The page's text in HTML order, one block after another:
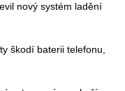
nový systém ladění
škodí baterii telefonu,